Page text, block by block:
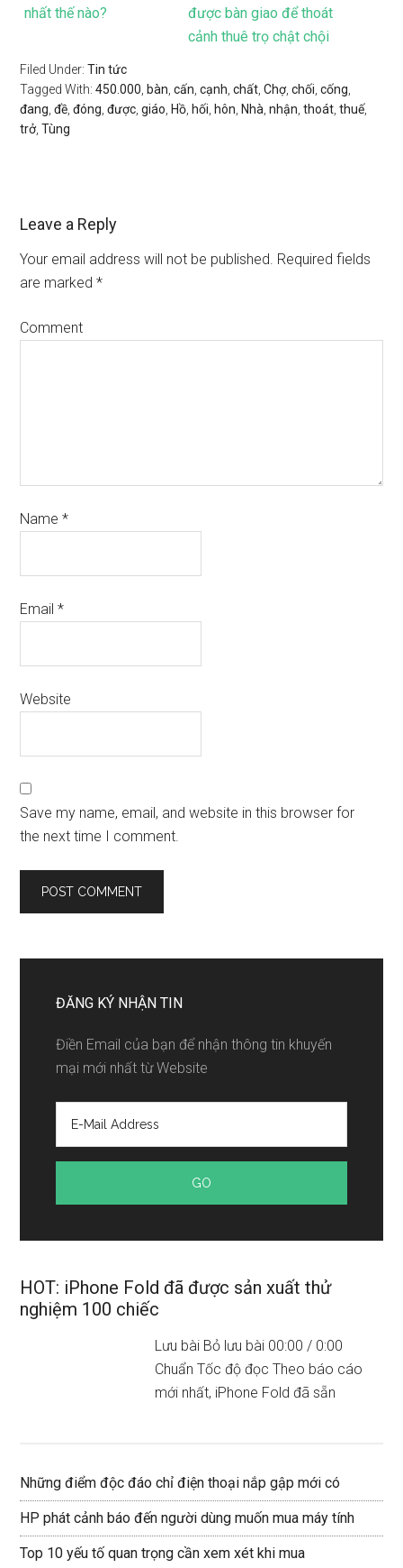
nhất thế nào?
được bàn giao để thoát
cảnh thuê trọ chật chội
Filed Under:Tin tức
Tagged With:450.000, bàn,cấn,cạnh,chất,Chợ,chối,cống,
đang,đề,đóng,được,giáo, Hồ, hối, hôn, Nhà,nhận,thoát,thuế,
trở,Tùng
Leave a Reply
Your email address will not be published. Required fields
are marked*
Comment
Name*
Email*
Website
Save my name, email, and website in this browser for
the next time I comment.
ĐĂNG KÝ NHẬN TIN
Điền Email của bạn để nhận thông tin khuyến
mại mới nhất từ Website
HOT: iPhone Fold đã được sản xuất thử
nghiệm 100 chiếc
Lưu bài Bỏ lưu bài 00:00 / 0:00
Chuẩn Tốc độ đọc Theo báo cáo
mới nhất, iPhone Fold đã sẵn
Những điểm độc đáo chỉ điện thoại nắp gập mới có
HP phát cảnh báo đến người dùng muốn mua máy tính
Top 10 yếu tố quan trọng cần xem xét khi mua